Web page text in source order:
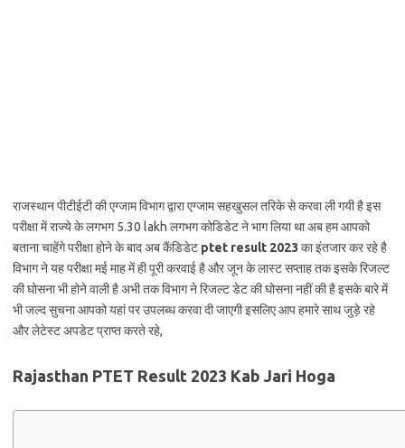
राजस्थान पीटीईटी की एग्जाम विभाग द्वारा एग्जाम सहखुसल तरिके से करवा ली गयी है इस
परीक्षा में राज्ये के लगभग 5.30 lakh लगभग कोडिडेट ने भाग लिया था अब हम आपको
बताना चाहेंगे परीक्षा होने के बाद अब कैंडिडेट ptet result 2023 का इंतजार कर रहे है
विभाग ने यह परीक्षा मई माह में ही पूरी करवाई है और जून के लास्ट सप्ताह तक इसके रिजल्ट
की घोसना भी होने वाली है अभी तक विभाग ने रिजल्ट डेट की घोसना नहीं की है इसके बारे में
भी जल्द सुचना आपको यहां पर उपलब्ध करवा दी जाएगी इसलिए आप हमारे साथ जुड़े रहे
और लेटेस्ट अपडेट प्राप्त करते रहे,
Rajasthan PTET Result 2023 Kab Jari Hoga